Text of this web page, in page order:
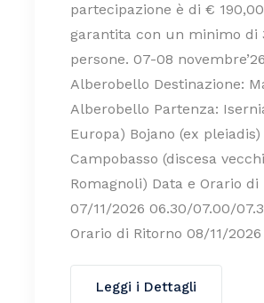
partecipazione è di €
garantita con un minimo di
persone. 07-08
Alberobello Destinazione:
Alberobello Partenza:
Europa) Bojano (ex pleiadis)
Campobasso (discesa
Romagnoli) Data e Orario di
07/11/2026 06.30/07.00/
Orario di Ritorno 08/11/
Leggi i Dettagli